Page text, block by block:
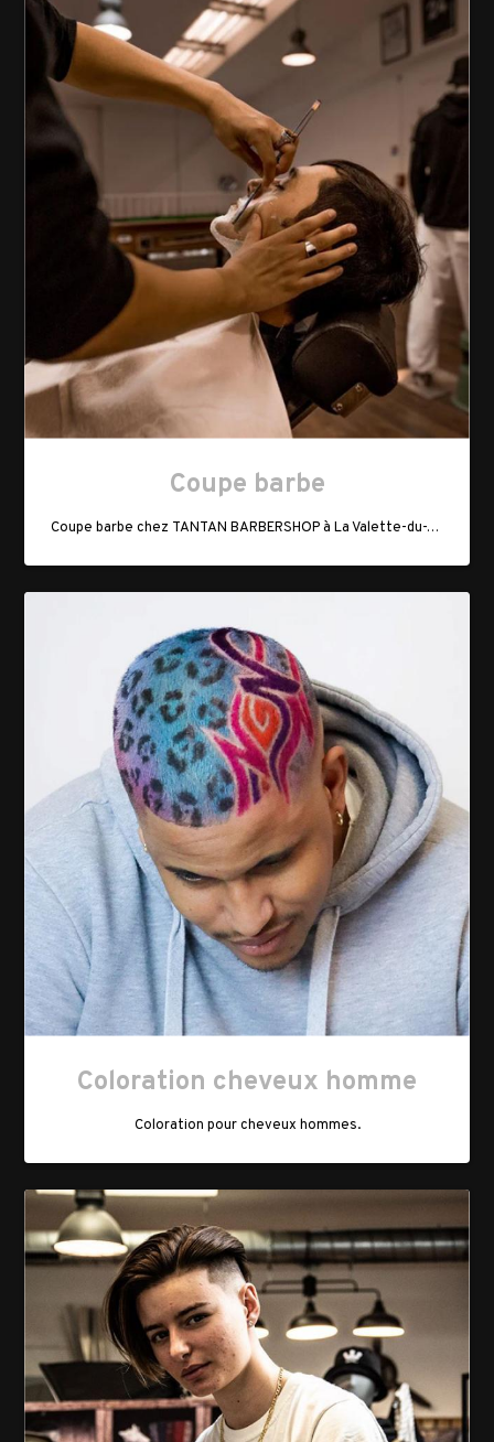
Coupe barbe
Coupe barbe chez TANTAN BARBERSHOP à La Valette-du-Var.
Coloration cheveux homme
Coloration pour cheveux hommes.